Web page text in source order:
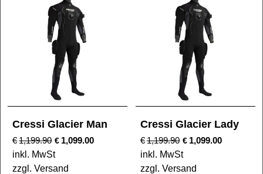
Cressi Glacier Man
€1,199.90 € 1,099.00
inkl. MwSt
zzgl. Versand
Cressi Glacier Lady
€1,199.90 € 1,099.00
inkl. MwSt
zzgl. Versand